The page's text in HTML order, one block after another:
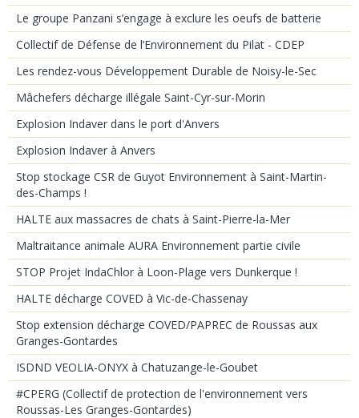
Le groupe Panzani s’engage à exclure les oeufs de batterie
Collectif de Défense de l’Environnement du Pilat - CDEP
Les rendez-vous Développement Durable de Noisy-le-Sec
Mâchefers décharge illégale Saint-Cyr-sur-Morin
Explosion Indaver dans le port d'Anvers
Explosion Indaver à Anvers
Stop stockage CSR de Guyot Environnement à Saint-Martin-
des-Champs !
HALTE aux massacres de chats à Saint-Pierre-la-Mer
Maltraitance animale AURA Environnement partie civile
STOP Projet IndaChlor à Loon-Plage vers Dunkerque !
HALTE décharge COVED à Vic-de-Chassenay
Stop extension décharge COVED/PAPREC de Roussas aux
Granges-Gontardes
ISDND VEOLIA-ONYX à Chatuzange-le-Goubet
#CPERG (Collectif de protection de l'environnement vers
Roussas-Les Granges-Gontardes)